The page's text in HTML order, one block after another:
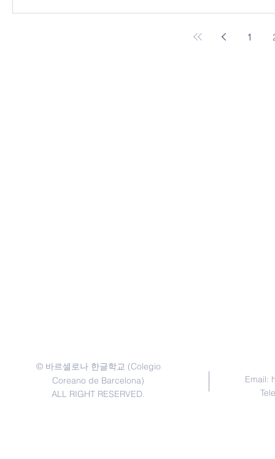
1
© 바르셀로나 한글학교 (Colegio
Coreano de Barcelona)
ALL RIGHT RESERVED.
Email: